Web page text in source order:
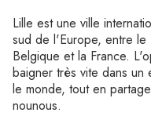
Lille est une ville
sud de l'Europe, entre le
Belgique et la France.
baigner très vite dans un
le monde, tout en
nounous.